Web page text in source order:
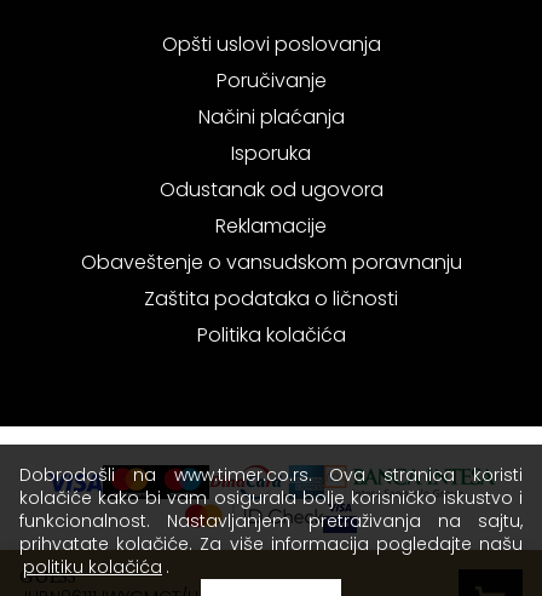
GUESS
Opšti uslovi poslovanja
Poručivanje
Načini plaćanja
Isporuka
Odustanak od ugovora
Reklamacije
Obaveštenje o vansudskom poravnanju
Zaštita podataka o ličnosti
Politika kolačića
Dobrodošli na www.timer.co.rs. Ova stranica koristi
kolačiće kako bi vam osigurala bolje korisničko iskustvo i
funkcionalnost. Nastavljanjem pretraživanja na sajtu,
prihvatate kolačiće. Za više informacija pogledajte našu
politiku kolačića .